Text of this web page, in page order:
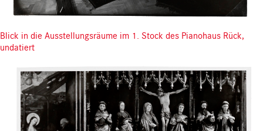
Blick in die Ausstellungsräume im 1. Stock des Pianohaus Rück,
undatiert